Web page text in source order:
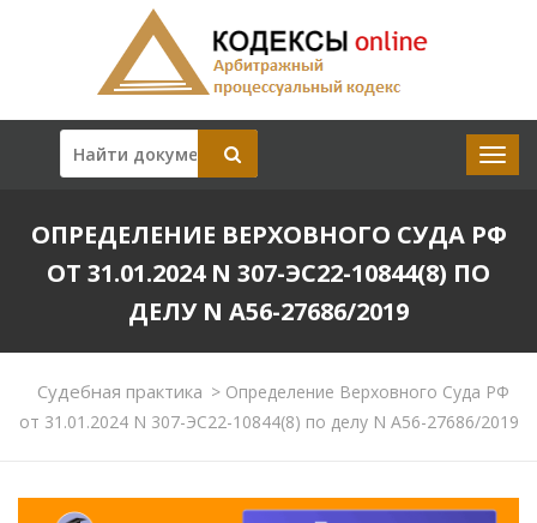
ОПРЕДЕЛЕНИЕ ВЕРХОВНОГО СУДА РФ
ОТ 31.01.2024 N 307-ЭС22-10844(8) ПО
ДЕЛУ N А56-27686/2019
Судебная практика >Определение Верховного Суда РФ
от 31.01.2024 N 307-ЭС22-10844(8) по делу N А56-27686/2019